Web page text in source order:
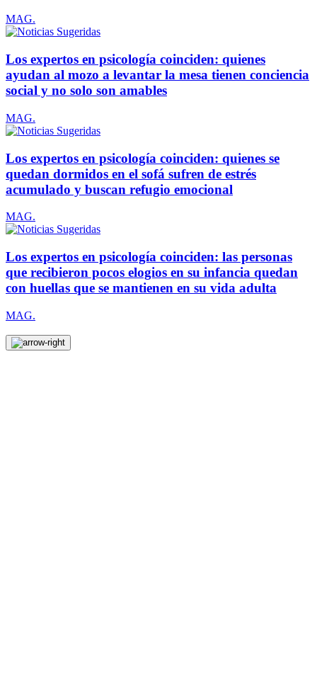
MAG.
Los expertos en psicología coinciden: quienes
ayudan al mozo a levantar la mesa tienen conciencia
social y no solo son amables
MAG.
Los expertos en psicología coinciden: quienes se
quedan dormidos en el sofá sufren de estrés
acumulado y buscan refugio emocional
MAG.
Los expertos en psicología coinciden: las personas
que recibieron pocos elogios en su infancia quedan
con huellas que se mantienen en su vida adulta
MAG.